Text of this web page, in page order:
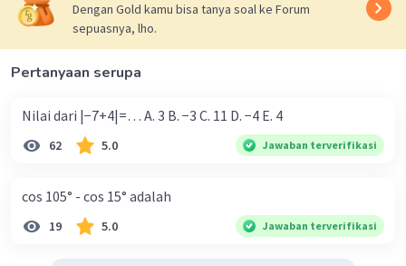
Dengan Gold kamu bisa tanya soal ke Forum
sepuasnya, lho.
Pertanyaan serupa
Nilai dari |−7+4|=… A. 3 B. −3 C. 11 D. −4 E. 4
62 5.0 Jawaban terverifikasi
cos 105° - cos 15° adalah
19 5.0 Jawaban terverifikasi